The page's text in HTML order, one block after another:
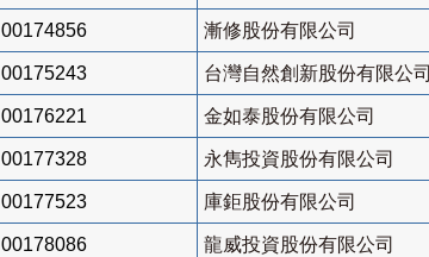
00174856 漸修股份有限公司
00175243 台灣自然創新股份有限公司
00176221 金如泰股份有限公司
00177328 永雋投資股份有限公司
00177523 庫鉅股份有限公司
00178086 龍威投資股份有限公司